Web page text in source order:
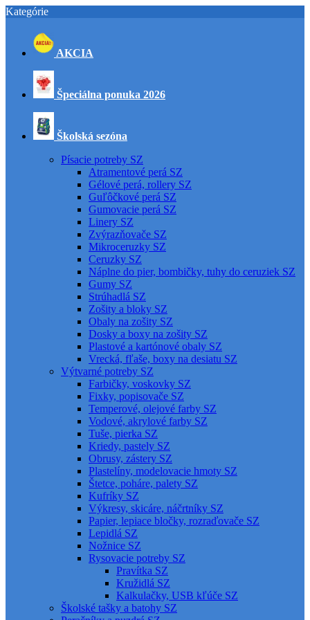
Kategórie
AKCIA
Špeciálna ponuka 2026
Školská sezóna
Písacie potreby SZ
Atramentové perá SZ
Gélové perá, rollery SZ
Guľôčkové perá SZ
Gumovacie perá SZ
Linery SZ
Zvýrazňovače SZ
Mikroceruzky SZ
Ceruzky SZ
Náplne do pier, bombičky, tuhy do ceruziek SZ
Gumy SZ
Strúhadlá SZ
Zošity a bloky SZ
Obaly na zošity SZ
Dosky a boxy na zošity SZ
Plastové a kartónové obaly SZ
Vrecká, fľaše, boxy na desiatu SZ
Výtvarné potreby SZ
Farbičky, voskovky SZ
Fixky, popisovače SZ
Temperové, olejové farby SZ
Vodové, akrylové farby SZ
Tuše, pierka SZ
Kriedy, pastely SZ
Obrusy, zástery SZ
Plastelíny, modelovacie hmoty SZ
Štetce, poháre, palety SZ
Kufríky SZ
Výkresy, skicáre, náčrtníky SZ
Papier, lepiace bločky, rozraďovače SZ
Lepidlá SZ
Nožnice SZ
Rysovacie potreby SZ
Pravítka SZ
Kružidlá SZ
Kalkulačky, USB kľúče SZ
Školské tašky a batohy SZ